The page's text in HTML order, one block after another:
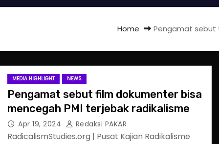
Home Pengamat sebut
MEDIA HIGHLIGHT NEWS
Pengamat sebut film dokumenter bisa
mencegah PMI terjebak radikalisme
Apr 19, 2024 Redaksi PAKAR
RadicalismStudies.org | Pusat Kajian Radikalisme